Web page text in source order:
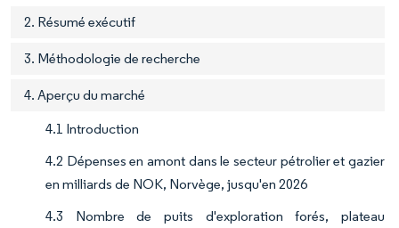
2. Résumé exécutif
3. Méthodologie de recherche
4. Aperçu du marché
4.1 Introduction
4.2 Dépenses en amont dans le secteur pétrolier et gazier
en milliards de NOK, Norvège, jusqu'en 2026
4.3 Nombre de puits d'exploration forés, plateau